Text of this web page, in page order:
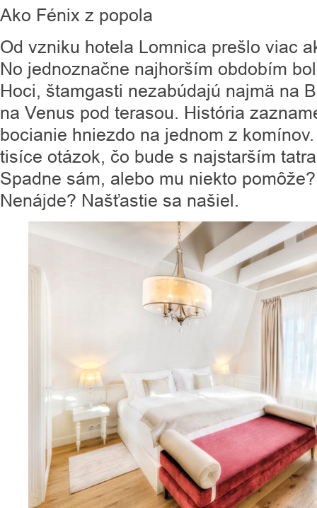
Ako Fénix z popola
Od vzniku hotela Lomnica prešlo viac
No jednoznačne najhorším obdobím
Hoci, štamgasti nezabúdajú najmä na
na Venus pod terasou. História
bocianie hniezdo na jednom z
tisíce otázok, čo bude s najstarším
Spadne sám, alebo mu niekto
Nenájde? Našťastie sa našiel.